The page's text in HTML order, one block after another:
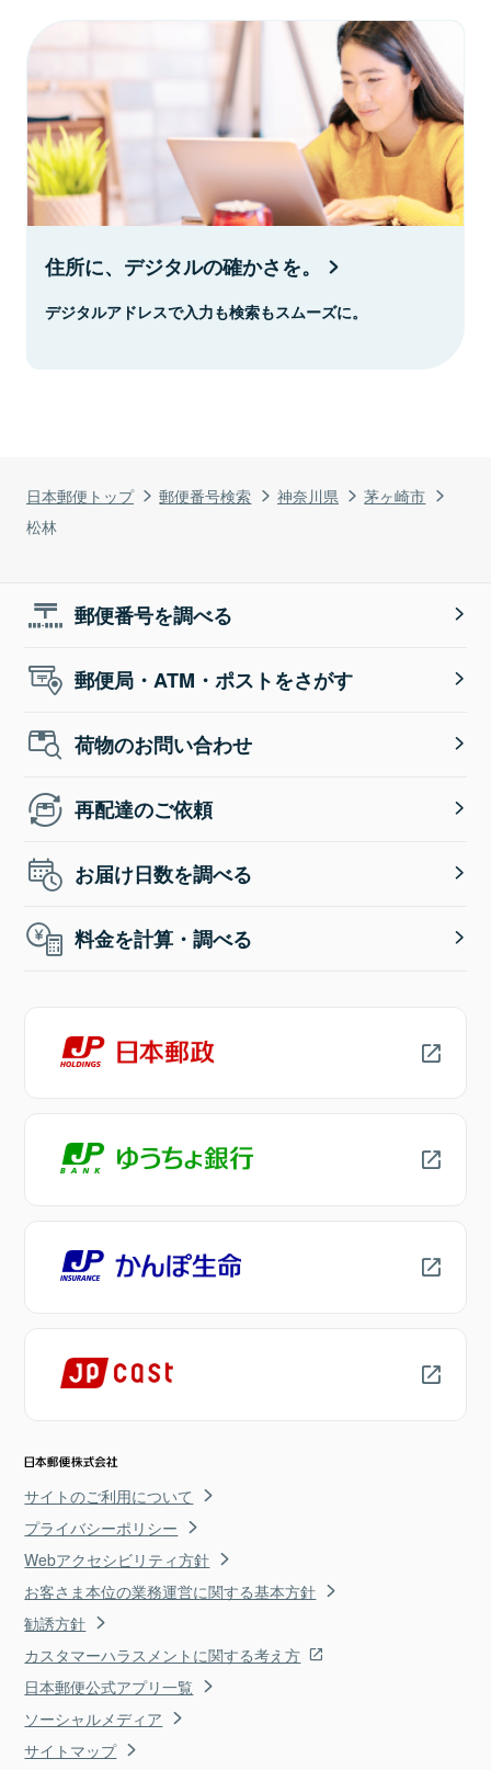
日本郵便トップ 郵便番号検索 神奈川県
茅ヶ崎市
松林
住所に、デジタルの確かさを。
デジタルアドレスで入力も検索もスムーズに。
郵便番号を調べる
郵便局・ATM・ポストをさがす
荷物のお問い合わせ
再配達のご依頼
お届け日数を調べる
料金を計算・調べる
サイトのご利用について
プライバシーポリシー
Webアクセシビリティ方針
お客さま本位の業務運営に関する基本方針
勧誘方針
カスタマーハラスメントに関する考え方
日本郵便公式アプリ一覧
ソーシャルメディア
サイトマップ